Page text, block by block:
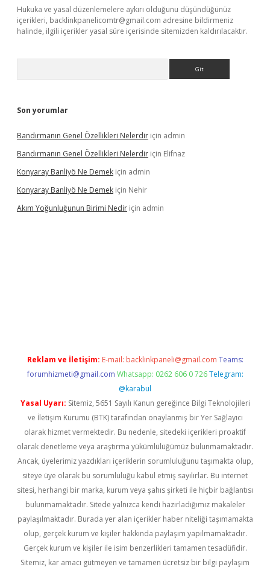
Hukuka ve yasal düzenlemelere aykırı olduğunu düşündüğünüz
içerikleri, backlinkpanelicomtr@gmail.com adresine bildirmeniz
halinde, ilgili içerikler yasal süre içerisinde sitemizden kaldırılacaktır.
Son yorumlar
Bandırmanın Genel Özellikleri Nelerdir için admin
Bandırmanın Genel Özellikleri Nelerdir için Elifnaz
Konyaray Banliyö Ne Demek için admin
Konyaray Banliyö Ne Demek için Nehir
Akım Yoğunluğunun Birimi Nedir için admin
Reklam ve İletişim: E-mail: backlinkpaneli@gmail.com Teams:
forumhizmeti@gmail.com Whatsapp: 0262 606 0 726 Telegram:
@karabul
Yasal Uyarı: Sitemiz, 5651 Sayılı Kanun gereğince Bilgi Teknolojileri
ve İletişim Kurumu (BTK) tarafından onaylanmış bir Yer Sağlayıcı
olarak hizmet vermektedir. Bu nedenle, sitedeki içerikleri proaktif
olarak denetleme veya araştırma yükümlülüğümüz bulunmamaktadır.
Ancak, üyelerimiz yazdıkları içeriklerin sorumluluğunu taşımakta olup,
siteye üye olarak bu sorumluluğu kabul etmiş sayılırlar. Bu internet
sitesi, herhangi bir marka, kurum veya şahıs şirketi ile hiçbir bağlantısı
bulunmamaktadır. Sitede yalnızca kendi hazırladığımız makaleler
paylaşılmaktadır. Burada yer alan içerikler haber niteliği taşımamakta
olup, gerçek kurum ve kişiler hakkında paylaşım yapılmamaktadır.
Gerçek kurum ve kişiler ile isim benzerlikleri tamamen tesadüfidir.
Sitemiz, kar amacı gütmeyen ve tamamen ücretsiz bir bilgi paylaşım